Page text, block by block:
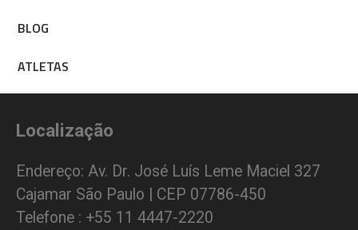
BLOG
ATLETAS
Localização
Endereço: Av. Dr. José Luís Leme Maciel 327
Cajamar São Paulo | CEP 07786-450
Telefone : +55 11 4447-2220